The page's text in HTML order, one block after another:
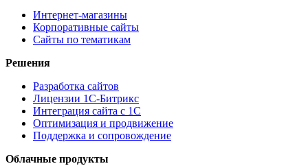
Интернет-магазины
Корпоративные сайты
Сайты по тематикам
Решения
Разработка сайтов
Лицензии 1С-Битрикс
Интеграция сайта с 1С
Оптимизация и продвижение
Поддержка и сопровождение
Облачные продукты